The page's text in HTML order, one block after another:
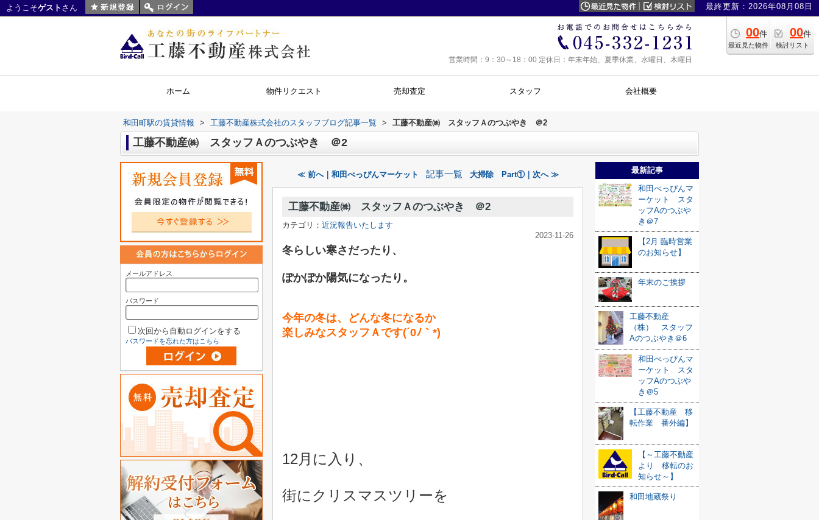
ようこそゲスト さん 最終更新：2026年08月08日
00件
最近見た物件
00件
検討リスト
営業時間：9：30～18：00 定休日：年末年始、夏季休業、水曜日、木曜日
ホーム 物件リクエスト 売却査定 スタッフ 会社概要
和田町駅の賃貸情報 > 工藤不動産株式会社のスタッフブログ記事一覧 > 工藤不動産㈱ スタッフＡのつぶやき ＠2
工藤不動産㈱ スタッフＡのつぶやき ＠2
≪ 前へ｜和田べっぴんマーケット 記事一覧 大掃除 Part①｜次へ ≫
工藤不動産㈱ スタッフＡのつぶやき ＠2
カテゴリ： 近況報告いたします
2023-11-26
冬らしい寒さだったり、
ぽかぽか陽気になったり。
今年の冬は、どんな冬になるか
楽しみなスタッフＡです(´0ﾉ｀*)
12月に入り、
街にクリスマスツリーを
最新記事
和田べっぴんマ
ーケット スタ
ッフAのつぶや
き＠7
【2月 臨時営業
のお知らせ】
年末のご挨拶
工藤不動産
（株） スタッフ
Aのつぶやき＠6
和田べっぴんマ
ーケット スタ
ッフAのつぶや
き＠5
【工藤不動産 移
転作業 番外編】
【～工藤不動産
より 移転のお
知らせ～】
和田地蔵祭り
メールアドレス
パスワード
次回から自動ログインをする
パスワードを忘れた方はこちら